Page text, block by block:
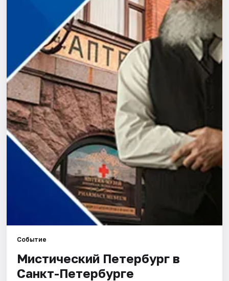
Города
Площадки
Артисты
Рейтинги
Событие
Мистический Петербург в
Санкт-Петербурге